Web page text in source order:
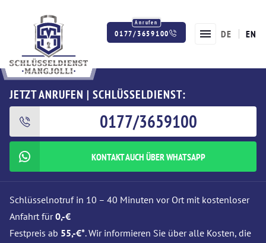
0177/3659100 DE EN
JETZT ANRUFEN | SCHLÜSSELDIENST:
0177/3659100
KONTAKT AUCH ÜBER WHATSAPP
Schlüsselnotruf in 10 – 40 Minuten vor Ort mit kostenloser
Anfahrt für0,-€
Festpreis ab 55,-€*. Wir informieren Sie über alle Kosten, die